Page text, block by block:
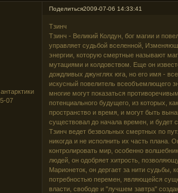
Поделиться2009-07-06 14:33:41
07
Тзинч
Тзинч - Великий Колдун, бог магии и
управляет судьбой вселенной,
энергии, которую смертные называют
мутациями и колдовством. Еще он
дождливых джунглях юга, но его имя -
искусный повелитель всеобъемлющего
многие могут показаться
потенциального будущего, из которых,
пространство и время, и могут быть
существовал до начала времен, и будет
Тзинч ведет безвольных смертных по
никогда и не исполнить их часть плана.
контролировать мир, особенно
людей, он одобряет хитрость,
Марионеток, он дергает за нити судьбы,
потребностью перемен, являющейся
власти, свободе и "лучшем завтра"